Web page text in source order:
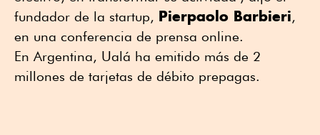
fundador de la startup, Pierpaolo Barbieri,
en una conferencia de prensa online.
En Argentina, Ualá ha emitido más de 2
millones de tarjetas de débito prepagas.